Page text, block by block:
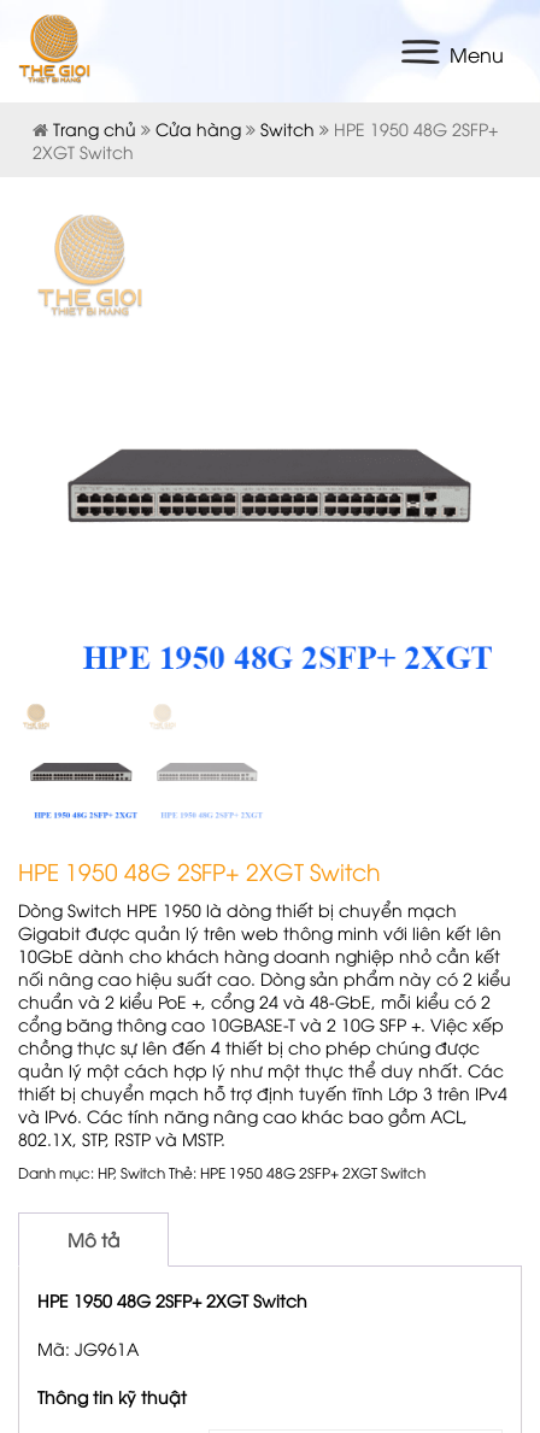
Menu
Trang chủ Cửa hàng Switch
HPE 1950 48G 2SFP+
2XGT Switch
HPE 1950 48G 2SFP+ 2XGT Switch
Dòng Switch HPE 1950 là dòng thiết bị chuyển mạch
Gigabit được quản lý trên web thông minh với liên kết lên
10GbE dành cho khách hàng doanh nghiệp nhỏ cần kết
nối nâng cao hiệu suất cao. Dòng sản phẩm này có 2 kiểu
chuẩn và 2 kiểu PoE +, cổng 24 và 48-GbE, mỗi kiểu có 2
cổng băng thông cao 10GBASE-T và 2 10G SFP +. Việc xếp
chồng thực sự lên đến 4 thiết bị cho phép chúng được
quản lý một cách hợp lý như một thực thể duy nhất. Các
thiết bị chuyển mạch hỗ trợ định tuyến tĩnh Lớp 3 trên IPv4
và IPv6. Các tính năng nâng cao khác bao gồm ACL,
802.1X, STP, RSTP và MSTP.
Danh mục:HP, SwitchThẻ:HPE 1950 48G 2SFP+ 2XGT Switch
Mô tả
HPE 1950 48G 2SFP+ 2XGT Switch
Mã: JG961A
Thông tin kỹ thuật